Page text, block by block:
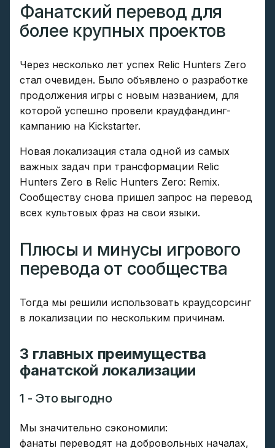
Фанатский перевод для
более крупных проектов
Через несколько лет успех Relic Hunters Zero
стал очевиден. Было объявлено о разработке
продолжения игры с новым названием, для
которой успешно провели краудфандинг-
кампанию на Kickstarter.
Новая локализация стала одной из самых
важных задач при трансформации Relic
Hunters Zero в Relic Hunters Zero: Remix.
Сообществу снова пришел запрос на перевод
всех культовых фраз на свои языки.
Плюсы и минусы игрового
перевода от сообщества
Тогда мы решили использовать краудсорсинг
в локализации по нескольким причинам.
3 главных преимущества
фанатской локализации
1 - Это выгодно
Мы значительно сэкономили:
фанаты переводят на добровольных началах,